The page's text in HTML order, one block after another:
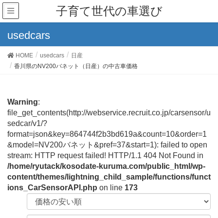
子育て世代の車選び
usedcars
HOME usedcars
日産
香川県のNV200バネット（日産）の中古車価格
Warning:
file_get_contents(http://webservice.recruit.co.jp/carsensor/u
sedcar/v1/?
format=json&key=864744f2b3bd619a&count=10&order=1
&model=NV200バネット&pref=37&start=1): failed to open
stream: HTTP request failed! HTTP/1.1 404 Not Found in
/home/ryutack/kosodate-kuruma.com/public_html/wp-
content/themes/lightning_child_sample/functions/funct
ions_CarSensorAPI.php on line 173